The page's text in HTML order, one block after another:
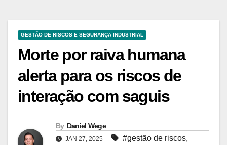
GESTÃO DE RISCOS E SEGURANÇA INDUSTRIAL
Morte por raiva humana
alerta para os riscos de
interação com saguis
By Daniel Wege
JAN 27, 2025 #gestão de riscos,